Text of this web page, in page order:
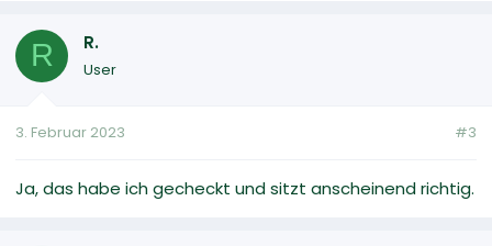
R R.
User
3. Februar 2023 #3
Ja, das habe ich gecheckt und sitzt anscheinend richtig.